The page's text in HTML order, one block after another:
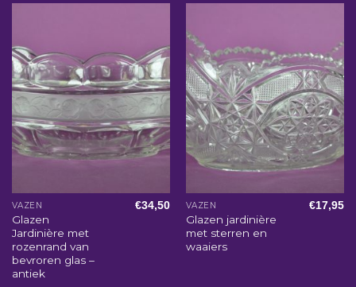
VAZEN
Glazen
Jardinière met
rozenrand van
bevroren glas –
antiek
€34,50 VAZEN
Glazen jardinière
met sterren en
waaiers
€17,95